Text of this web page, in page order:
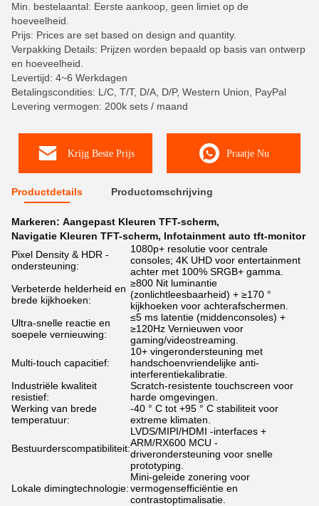
Min. bestelaantal: Eerste aankoop, geen limiet op de
hoeveelheid.
Prijs: Prices are set based on design and quantity.
Verpakking Details: Prijzen worden bepaald op basis van ontwerp
en hoeveelheid.
Levertijd: 4~6 Werkdagen
Betalingscondities: L/C, T/T, D/A, D/P, Western Union, PayPal
Levering vermogen: 200k sets / maand
Krijg Beste Prijs Praatje Nu
Productdetails Productomschrijving
Markeren: Aangepast Kleuren TFT-scherm,
Navigatie Kleuren TFT-scherm, Infotainment auto tft-monitor
Pixel Density & HDR -
ondersteuning:
1080p+ resolutie voor centrale
consoles; 4K UHD voor entertainment
achter met 100% SRGB+ gamma.
Verbeterde helderheid en
brede kijkhoeken:
≥800 Nit luminantie
(zonlichtleesbaarheid) + ≥170 °
kijkhoeken voor achterafschermen.
Ultra-snelle reactie en
soepele vernieuwing:
≤5 ms latentie (middenconsoles) +
≥120Hz Vernieuwen voor
gaming/videostreaming.
Multi-touch capacitief:
10+ vingerondersteuning met
handschoenvriendelijke anti-
interferentiekalibratie.
Industriële kwaliteit
resistief:
Scratch-resistente touchscreen voor
harde omgevingen.
Werking van brede
temperatuur:
-40 ° C tot +95 ° C stabiliteit voor
extreme klimaten.
Bestuurderscompatibiliteit:
LVDS/MIPI/HDMI -interfaces +
ARM/RX600 MCU -
driverondersteuning voor snelle
prototyping.
Lokale dimingtechnologie:
Mini-geleide zonering voor
vermogensefficiëntie en
contrastoptimalisatie.